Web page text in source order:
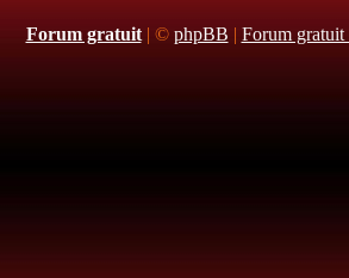
Forum gratuit| © phpBB | Forum gratuit